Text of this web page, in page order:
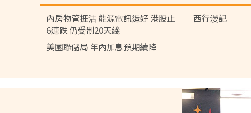
內房物管捱沽 能源電訊造好 港股止
6連跌 仍受制20天綫
西行漫記
美國聯儲局 年內加息預期續降